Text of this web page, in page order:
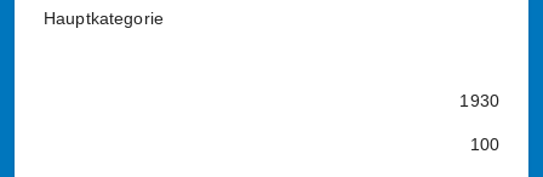
Hauptkategorie
1930
100